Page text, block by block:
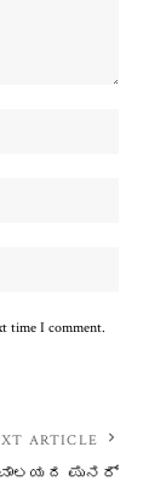
time I comment.
ARTICLE
ಪುನರ್